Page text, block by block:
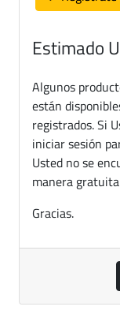
Estimado
Algunos
están
registrados. Si
iniciar sesión
Usted no se
manera
Gracias.